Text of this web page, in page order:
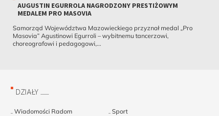
AUGUSTIN EGURROLA NAGRODZONY PRESTIŻOWYM
MEDALEM PRO MASOVIA
Samorząd Województwa Mazowieckiego przyznał medal „Pro
Masovia” Agustinowi Egurroli – wybitnemu tancerzowi,
choreografowi i pedagogowi,...
DZIAŁY
Wiadomości Radom
Sport